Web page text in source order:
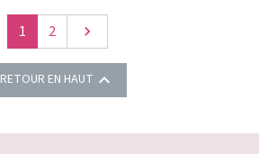
1 2 Suivant

RETOUR EN HAUT 